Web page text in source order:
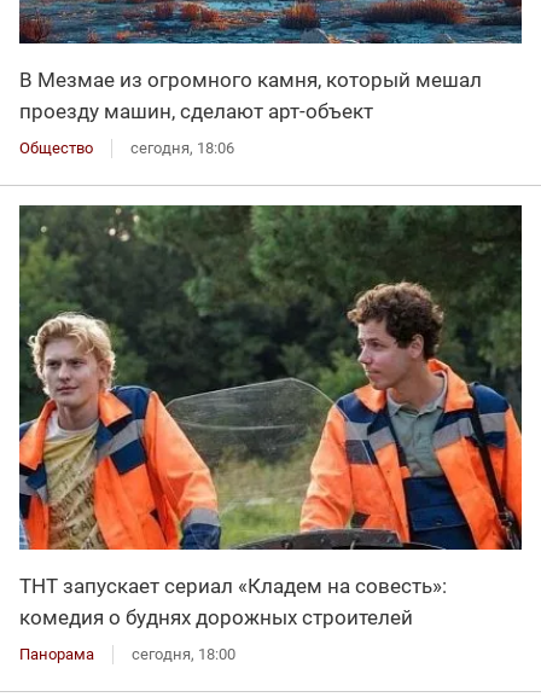
В Мезмае из огромного камня, который мешал
проезду машин, сделают арт-объект
Общество сегодня, 18:06
ТНТ запускает сериал «Кладем на совесть»:
комедия о буднях дорожных строителей
Панорама сегодня, 18:00